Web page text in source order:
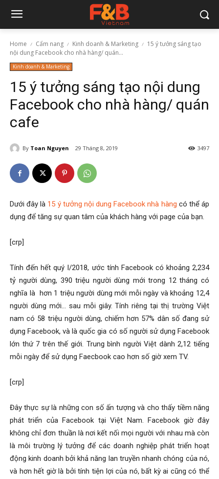
Home Cẩm nang Kinh doanh & Marketing
15 ý tưởng sáng tạo
nội dung Facebook cho nhà hàng/ quán...
Kinh doanh & Marketing
15 ý tưởng sáng tạo nội dung
Facebook cho nhà hàng/ quán
cafe
By Toan Nguyen 29 Tháng 8, 2019 3497
Dưới đây là 15 ý tưởng nội dung Facebook nhà hàng có thể áp
dụng để tăng sự quan tâm của khách hàng với page của bạn.
[crp]
Tính đến hết quý I/2018, ước tính Facebook có khoảng 2,234
tỷ người dùng, 390 triệu người dùng mới trong 12 tháng có
nghĩa là hơn 1 triệu người dùng mới mỗi ngày và khoảng 12,4
người dùng mới… sau mỗi giây. Tính riêng tại thị trường Việt
nam có 58 triệu người dùng, chiếm hơn 57% dân số đang sử
dụng Facebook, và là quốc gia có số người sử dụng Facebook
lớn thứ 7 trên thế giới. Trung bình người Việt dành 2,12 tiếng
mỗi ngày để sử dụng Faecbook cao hơn số giờ xem TV.
[crp]
Đây thực sự là những con số ấn tượng và cho thấy tiềm năng
phát triển của Facebook tại Việt Nam. Facebook giờ đây
không chỉ đơn thuần là nơi kết nối mọi người với nhau mà còn
là môi trường lý tưởng để các doanh nghiệp phát triển hoạt
động kinh doanh bởi khả năng lan truyền nhanh chóng của nó,
và hơn hết giờ là bởi tính tiện lợi của nó, bất kỳ ai cũng có thể